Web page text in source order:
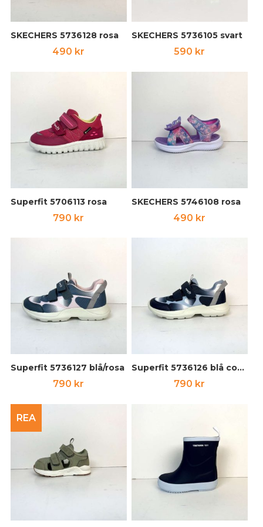
SKECHERS 5736105 svart
590 kr
SKECHERS 5736128 rosa
490 kr
SKECHERS 5746108 rosa
490 kr
Superfit 5706113 rosa
790 kr
Superfit 5736126 blå comb
790 kr
Superfit 5736127 blå/rosa
790 kr
REA